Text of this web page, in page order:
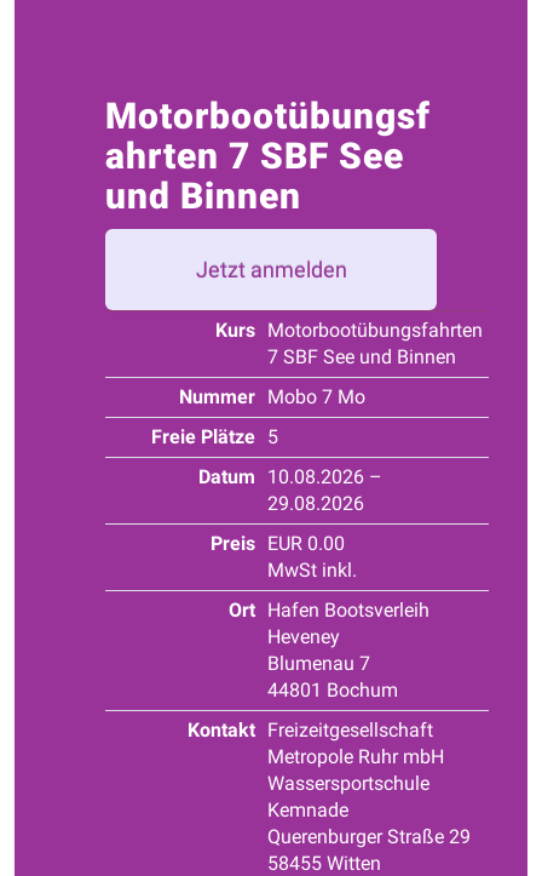
Motorbootübungsf
ahrten 7 SBF See
und Binnen
Jetzt anmelden
Kurs Motorbootübungsfahrten
7 SBF See und Binnen
Nummer Mobo 7 Mo
Freie Plätze 5
Datum
10.08.2026 –
29.08.2026
Preis EUR 0.00
MwSt inkl.
Ort Hafen Bootsverleih
Heveney
Blumenau 7
44801 Bochum
Kontakt Freizeitgesellschaft
Metropole Ruhr mbH
Wassersportschule
Kemnade
Querenburger Straße 29
58455 Witten